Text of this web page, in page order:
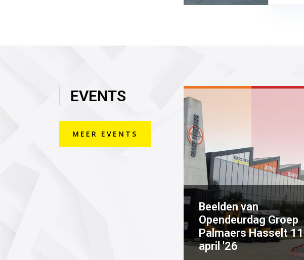
EVENTS
MEER EVENTS
Beelden van
Opendeurdag Groep
Palmaers Hasselt 11
april '26